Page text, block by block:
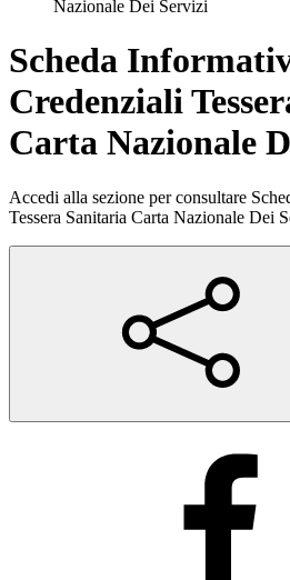
Nazionale Dei Servizi
Scheda
Credenziali
Carta Nazionale
Accedi alla sezione per consultare
Tessera Sanitaria Carta Nazionale Dei